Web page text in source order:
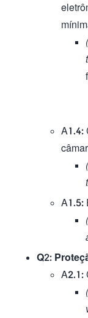
A1.4:
A1.5:
Q2:
A2.1: